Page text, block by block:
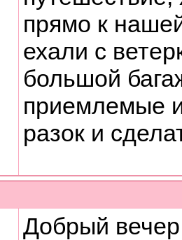
прямо к
ехали с
большой
приемлемые
разок и
Добрый